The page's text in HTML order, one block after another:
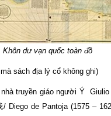
Khôn dư vạn quốc toàn đồ
sách địa lý cổ không ghi)
truyền giáo người Ý
de Pantoja (1575 –